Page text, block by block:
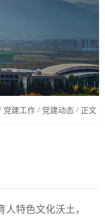
党建工作 / 党建动态 / 正文
特色文化沃土，